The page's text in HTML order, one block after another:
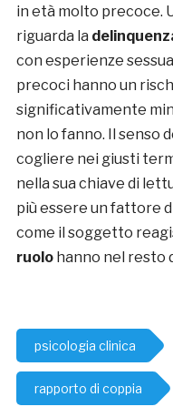
in età molto precoce.
riguarda la
con esperienze
precoci hanno un
significativamente
non lo fanno. Il senso
cogliere nei giusti
nella sua chiave di
più essere un fattore
come il soggetto
ruolohanno nel resto
psicologia clinica
rapporto di coppia